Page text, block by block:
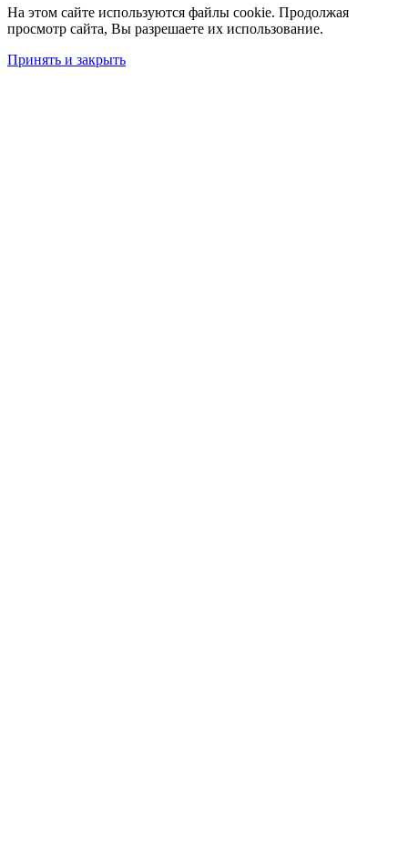
На этом сайте используются файлы cookie. Продолжая
просмотр сайта, Вы разрешаете их использование.
Принять и закрыть